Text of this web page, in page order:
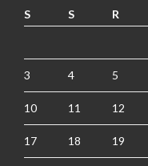
S
S R
3 4 5
10 11 12
17 18 19